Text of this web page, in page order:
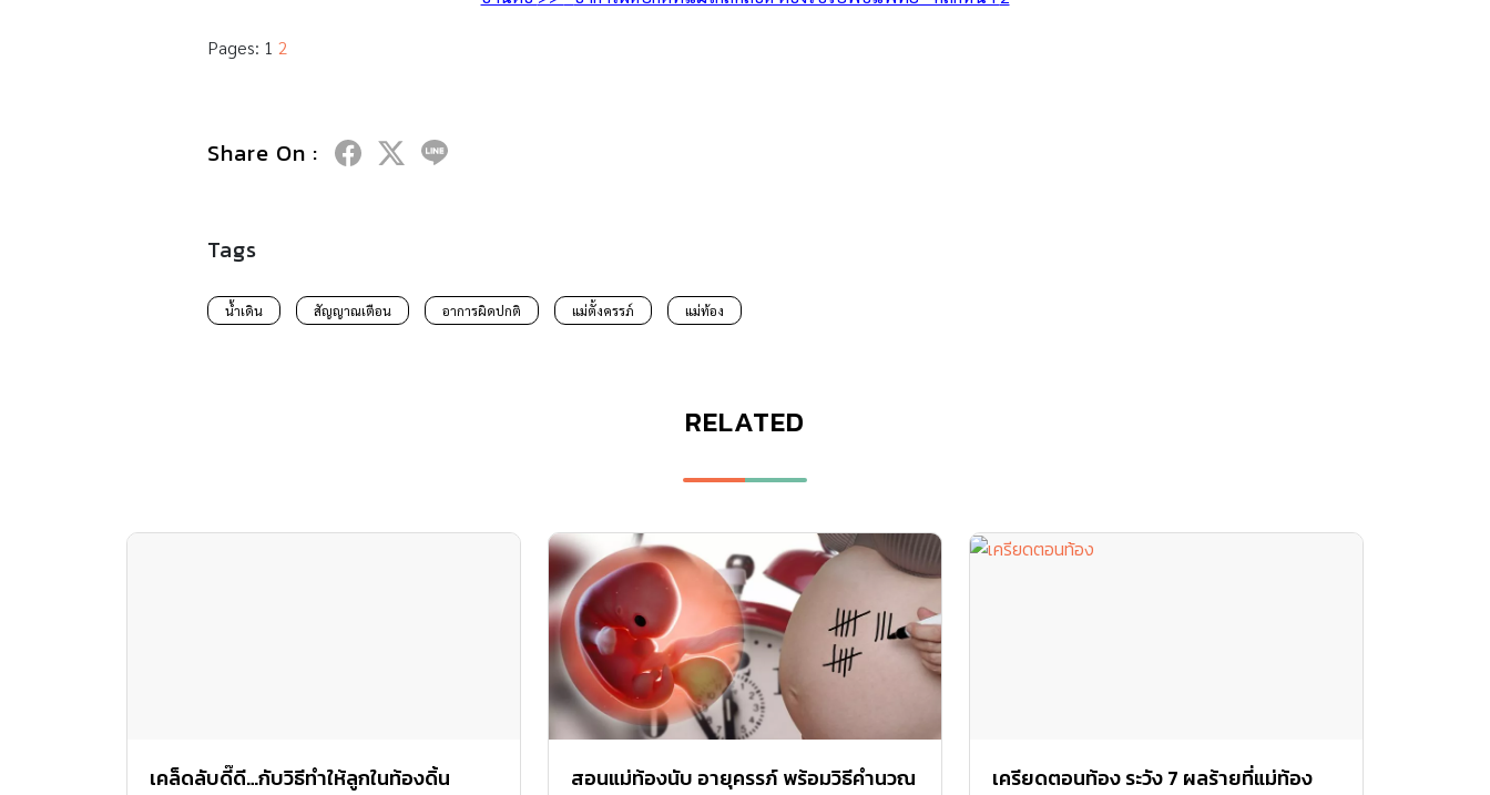
Pages: 1 2
Share On :
Tags
น้ำเดิน สัญญาณเตือน อาการผิดปกติ แม่ตั้งครรภ์ แม่ท้อง
RELATED
เคล็ดลับดี๊ดี…กับวิธีทำให้ลูกในท้องดิ้น
สอนแม่ท้องนับ อายุครรภ์ พร้อมวิธีคำนวณ
เครียดตอนท้อง ระวัง 7 ผลร้ายที่แม่ท้อง